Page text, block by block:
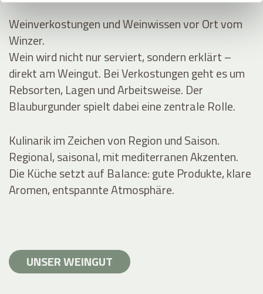
Weinverkostungen und Weinwissen vor Ort vom
Winzer.
Wein wird nicht nur serviert, sondern erklärt –
direkt am Weingut. Bei Verkostungen geht es um
Rebsorten, Lagen und Arbeitsweise. Der
Blauburgunder spielt dabei eine zentrale Rolle.
Kulinarik im Zeichen von Region und Saison.
Regional, saisonal, mit mediterranen Akzenten.
Die Küche setzt auf Balance: gute Produkte, klare
Aromen, entspannte Atmosphäre.
UNSER WEINGUT